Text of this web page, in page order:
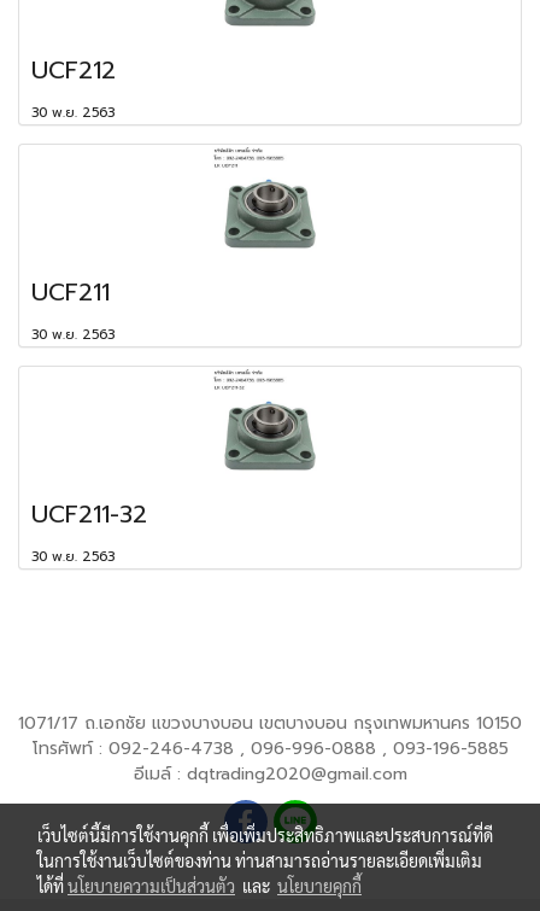
UCF212
30 พ.ย. 2563
UCF211
30 พ.ย. 2563
UCF211-32
30 พ.ย. 2563
1071/17 ถ.เอกชัย แขวงบางบอน เขตบางบอน กรุงเทพมหานคร 10150
โทรศัพท์ : 092-246-4738 , 096-996-0888 , 093-196-5885
อีเมล์ : dqtrading2020@gmail.com
เว็บไซต์นี้มีการใช้งานคุกกี้ เพื่อเพิ่มประสิทธิภาพและประสบการณ์ที่ดี
ในการใช้งานเว็บไซต์ของท่าน ท่านสามารถอ่านรายละเอียดเพิ่มเติม
ได้ที่นโยบายความเป็นส่วนตัว และ นโยบายคุกกี้